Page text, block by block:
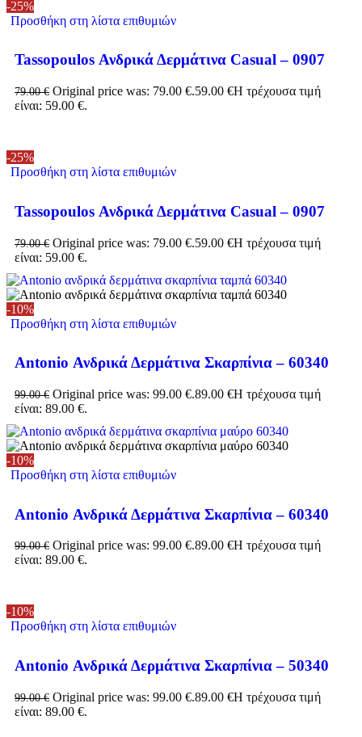
-25%
Προσθήκη στη λίστα επιθυμιών
Tassopoulos Ανδρικά Δερμάτινα Casual – 0907
79.00€ Original price was: 79.00 €.59.00 €Η τρέχουσα τιμή
είναι: 59.00 €.
-25%
Προσθήκη στη λίστα επιθυμιών
Tassopoulos Ανδρικά Δερμάτινα Casual – 0907
79.00€ Original price was: 79.00 €.59.00 €Η τρέχουσα τιμή
είναι: 59.00 €.
-10%
Προσθήκη στη λίστα επιθυμιών
Antonio Ανδρικά Δερμάτινα Σκαρπίνια – 60340
99.00€ Original price was: 99.00 €.89.00 €Η τρέχουσα τιμή
είναι: 89.00 €.
-10%
Προσθήκη στη λίστα επιθυμιών
Antonio Ανδρικά Δερμάτινα Σκαρπίνια – 60340
99.00€ Original price was: 99.00 €.89.00 €Η τρέχουσα τιμή
είναι: 89.00 €.
-10%
Προσθήκη στη λίστα επιθυμιών
Antonio Ανδρικά Δερμάτινα Σκαρπίνια – 50340
99.00€ Original price was: 99.00 €.89.00 €Η τρέχουσα τιμή
είναι: 89.00 €.